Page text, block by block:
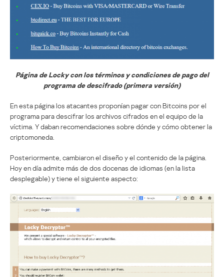
Página de Locky con los términos y condiciones de pago del
programa de descifrado (primera versión)
En esta página los atacantes proponían pagar con Bitcoins por el
programa para descifrar los archivos cifrados en el equipo de la
víctima. Y daban recomendaciones sobre dónde y cómo obtener la
criptomoneda.
Posteriormente, cambiaron el diseño y el contenido de la página.
Hoy en día admite más de dos docenas de idiomas (en la lista
desplegable) y tiene el siguiente aspecto: